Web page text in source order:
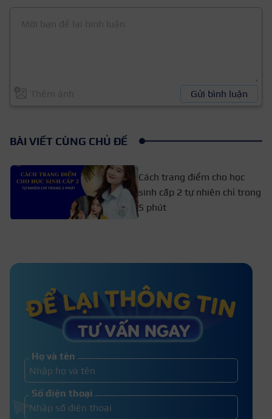
Gửi bình luận
BÀI VIẾT CÙNG CHỦ ĐỀ
Cách trang điểm cho học
sinh cấp 2 tự nhiên chỉ trong
5 phút
Bí quyết nhét giấy vào mũi khi
trang điểm tạo sống mũi cao
và giải pháp khắc phục
Họ và tên
Số điện thoại